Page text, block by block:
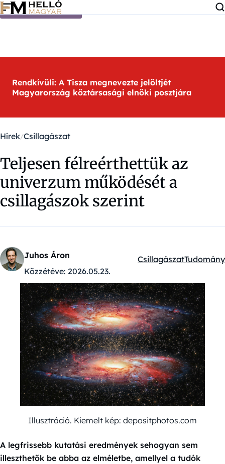
Ugrás a tartalomra
Rendkívüli: A Tisza megnevezte jelöltjét
Magyarország köztársasági elnöki posztjára
Hírek Csillagászat
Teljesen félreérthettük az
univerzum működését a
csillagászok szerint
Juhos Áron
Közzétéve: 2026.05.23.
Kategóriák:
CsillagászatTudomány
Illusztráció. Kiemelt kép: depositphotos.com
A legfrissebb kutatási eredmények sehogyan sem
illeszthetők be abba az elméletbe, amellyel a tudók